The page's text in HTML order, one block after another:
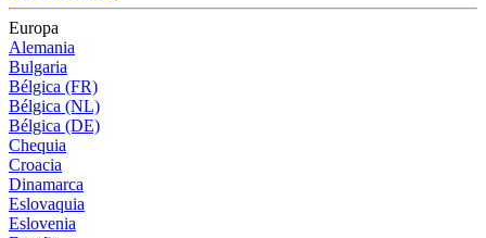
Europa
Alemania
Bulgaria
Bélgica (FR)
Bélgica (NL)
Bélgica (DE)
Chequia
Croacia
Dinamarca
Eslovaquia
Eslovenia